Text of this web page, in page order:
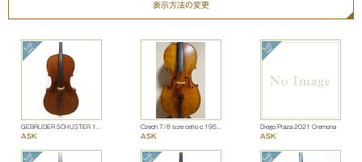
表示方法の変更
ASK
Czech 7/8 size cello c.1950~1960
ASK
Diego Plaza 2021 Cremona
ASK